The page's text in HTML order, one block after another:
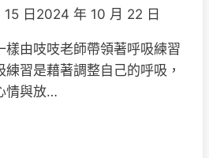
日 2024 年 10 月 22 日
樣由吱吱老師帶領著呼吸練習
習是藉著調整自己的呼吸，
情與放…